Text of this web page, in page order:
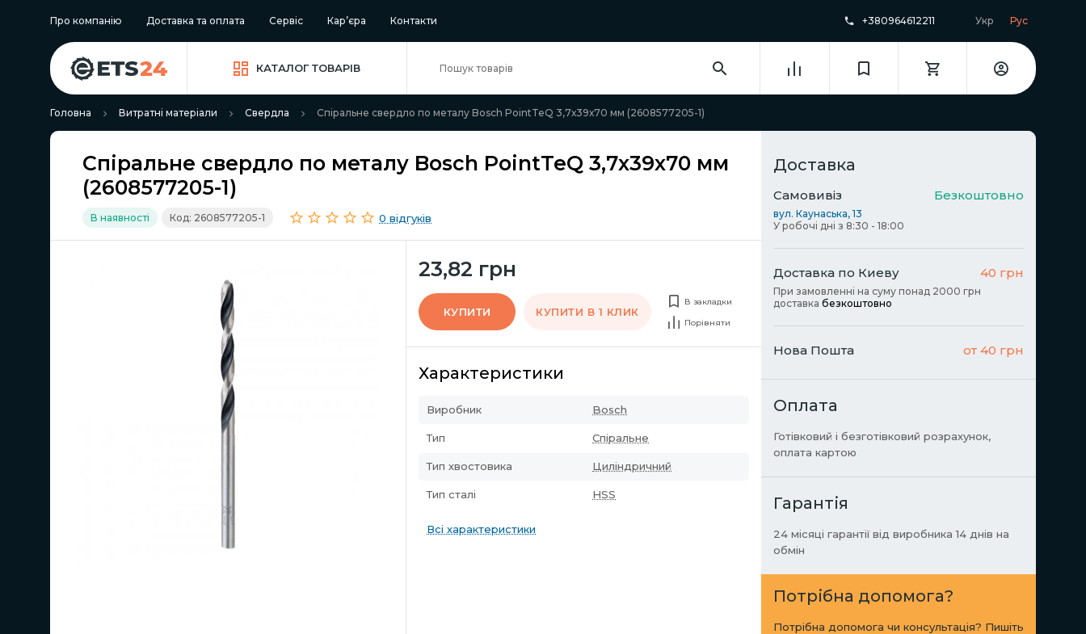
Про компанію Доставка та оплата Сервіс Кар’єра Контакти +380964612211 Укр Рус
КАТАЛОГ ТОВАРІВ
Головна Витратні матеріали Свердла Спіральне свердло по металу Bosch PointTeQ 3,7х39х70 мм (2608577205-1)
Спіральне свердло по металу Bosch PointTeQ 3,7х39х70 мм
(2608577205-1)
В наявності Код: 2608577205-1 0 відгуків
23,82 грн
КУПИТИ КУПИТИ В 1 КЛИК
В закладки
Порівняти
Характеристики
Виробник Bosch
Тип Спіральне
Тип хвостовика Циліндричний
Тип сталі HSS
Всі характеристики
Доставка
Самовивіз Безкоштовно
вул. Каунаська, 13
У робочі дні з 8:30 - 18:00
Доставка по Киеву 40 грн
При замовленні на суму понад 2000 грн
доставка безкоштовно
Нова Пошта от 40 грн
Оплата
Готівковий і безготівковий розрахунок,
оплата картою
Гарантія
24 місяці гарантії від виробника 14 днів на
обмін
Потрібна допомога?
Потрібна допомога чи консультація? Пишіть